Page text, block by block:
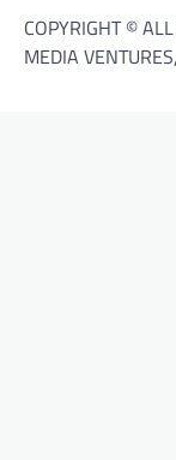
COPYRIGHT ©
MEDIA